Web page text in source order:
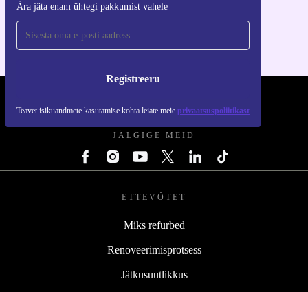
Ära jäta enam ühtegi pakkumist vahele
Registreeru
Teavet isikuandmete kasutamise kohta leiate meie privaatsuspoliitikast
iOS-i ja Androidi jaoks
JÄLGIGE MEID
ETTEVÕTET
Miks refurbed
Renoveerimisprotsess
Jätkusuutlikkus